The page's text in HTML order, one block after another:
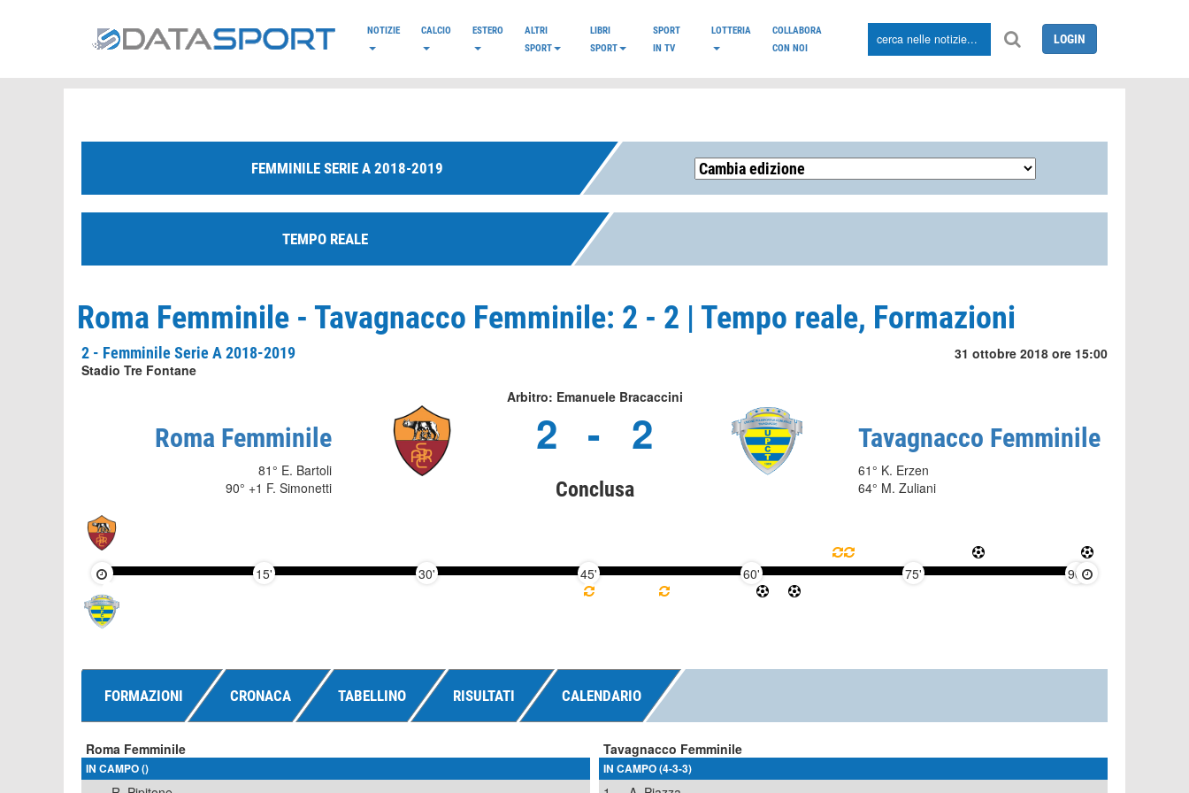
NOTIZIE CALCIO ESTERO
ALTRI
SPORT
LIBRI
SPORT
SPORT
IN TV
LOTTERIA
COLLABORA
CON NOI
LOGIN
FEMMINILE SERIE A 2018-2019
TEMPO REALE
Roma Femminile - Tavagnacco Femminile: 2 - 2 | Tempo reale, Formazioni
2 - Femminile Serie A 2018-2019
Stadio Tre Fontane
31 ottobre 2018 ore 15:00
Arbitro: Emanuele Bracaccini
Roma Femminile
81° E. Bartoli
90° +1 F. Simonetti
2 - 2
Conclusa
Tavagnacco Femminile
61° K. Erzen
64° M. Zuliani
15' 30' 45' 60' 75' 90'
FORMAZIONI CRONACA TABELLINO RISULTATI CALENDARIO
Roma Femminile
IN CAMPO ()
Tavagnacco Femminile
IN CAMPO (4-3-3)